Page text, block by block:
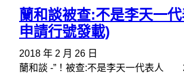
蘭和談被查:不是李天一
申請行號發載)
2018 年 2 月 26 日
蘭和談 -”！被查:不是李天一代表人